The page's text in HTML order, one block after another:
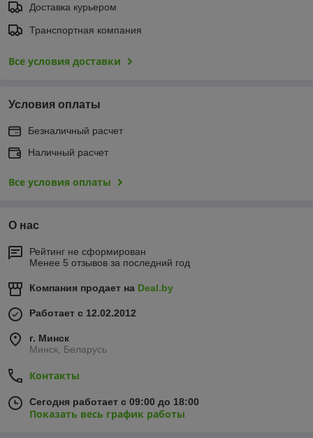
Доставка курьером
Транспортная компания
Все условия доставки
Условия оплаты
Безналичный расчет
Наличный расчет
Все условия оплаты
О нас
Рейтинг не сформирован
Менее 5 отзывов за последний год
Компания продает на Deal.by
Работает с 12.02.2012
г. Минск
Минск, Беларусь
Контакты
Сегодня работает с 09:00 до 18:00
Показать весь график работы